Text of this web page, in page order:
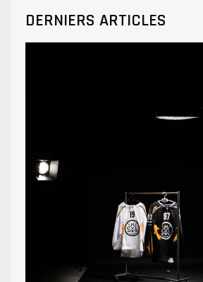
DERNIERS ARTICLES